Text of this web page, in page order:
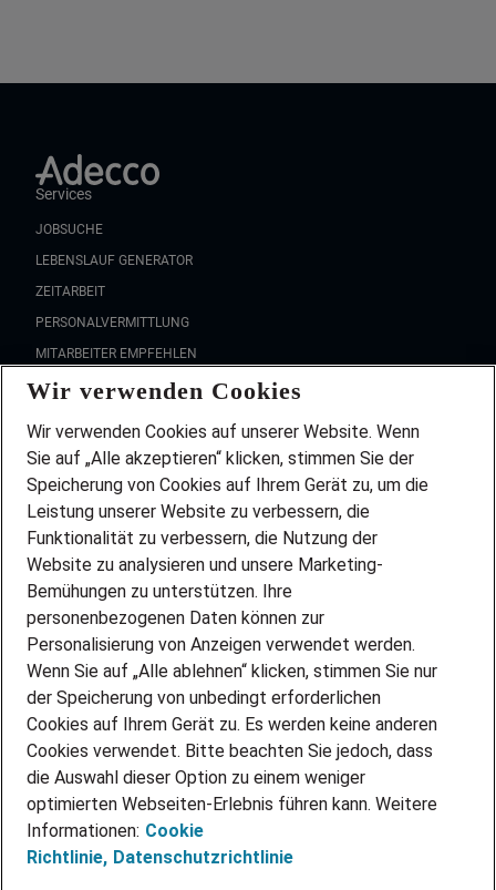
Services
JOBSUCHE
LEBENSLAUF GENERATOR
ZEITARBEIT
PERSONALVERMITTLUNG
MITARBEITER EMPFEHLEN
FAQ
Wir stellen ein!
DEINE BERUFSGRUPPE
DEINE LEBENSSITUATION
PARTNERSHIP WITH AIRBUS
INITIATIV BEWERBEN
ÜBER UNS
STANDORTE
BLOG
PRESSE
KONTAKT
@Adecco 2026
IMPRESSUM
DATENSCHUTZ
Wir verwenden Cookies
Wir verwenden Cookies auf unserer Website. Wenn
Sie auf „Alle akzeptieren“ klicken, stimmen Sie der
Speicherung von Cookies auf Ihrem Gerät zu, um die
Leistung unserer Website zu verbessern, die
Funktionalität zu verbessern, die Nutzung der
Website zu analysieren und unsere Marketing-
Bemühungen zu unterstützen. Ihre
personenbezogenen Daten können zur
Personalisierung von Anzeigen verwendet werden.
Wenn Sie auf „Alle ablehnen“ klicken, stimmen Sie nur
der Speicherung von unbedingt erforderlichen
Cookies auf Ihrem Gerät zu. Es werden keine anderen
Cookies verwendet. Bitte beachten Sie jedoch, dass
die Auswahl dieser Option zu einem weniger
optimierten Webseiten-Erlebnis führen kann. Weitere
Informationen: Cookie
Richtlinie, Datenschutzrichtlinie